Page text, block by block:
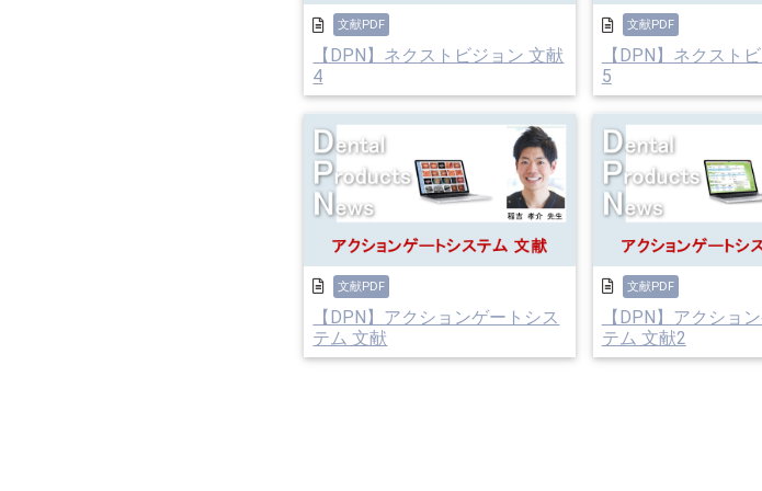
文献PDF
【DPN】ネクストビジョン 文献
4
文献PDF
【DPN】ネクスト
5
文献PDF
【DPN】アクションゲートシス
テム 文献
文献PDF
【DPN】アクショ
テム 文献2